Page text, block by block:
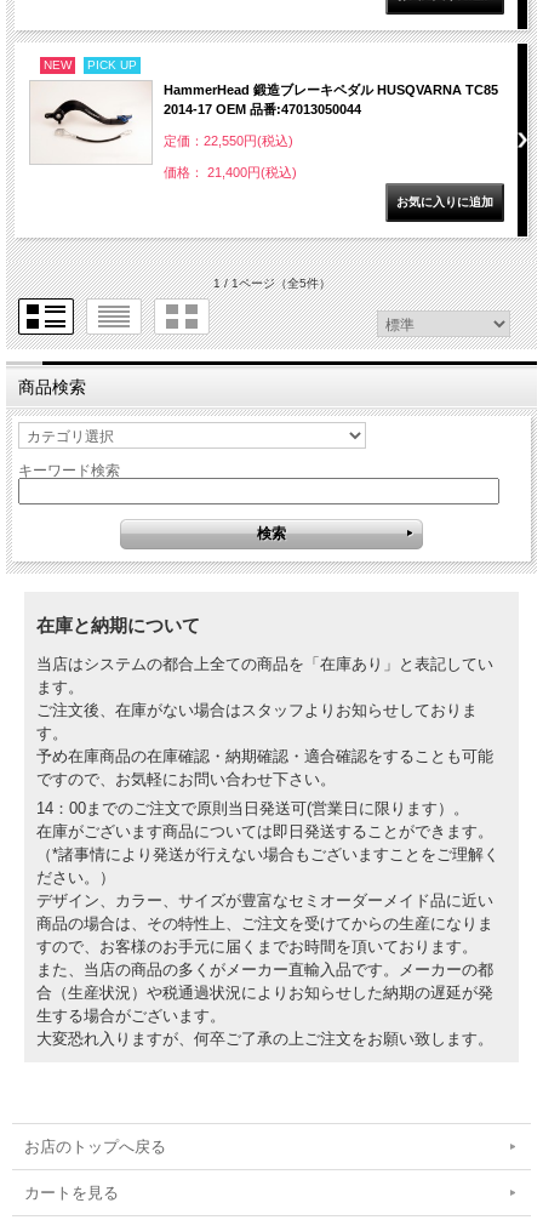
NEW PICK UP
HammerHead 鍛造ブレーキペダル HUSQVARNA TC85
2014-17 OEM 品番:47013050044
定価：22,550円(税込)
価格： 21,400円(税込)
1 / 1ページ（全5件）
商品検索
キーワード検索
在庫と納期について
当店はシステムの都合上全ての商品を「在庫あり」と表記してい
ます。
ご注文後、在庫がない場合はスタッフよりお知らせしておりま
す。
予め在庫商品の在庫確認・納期確認・適合確認をすることも可能
ですので、お気軽にお問い合わせ下さい。
14：00までのご注文で原則当日発送可(営業日に限ります）。
在庫がございます商品については即日発送することができます。
（*諸事情により発送が行えない場合もございますことをご理解く
ださい。）
デザイン、カラー、サイズが豊富なセミオーダーメイド品に近い
商品の場合は、その特性上、ご注文を受けてからの生産になりま
すので、お客様のお手元に届くまでお時間を頂いております。
また、当店の商品の多くがメーカー直輸入品です。メーカーの都
合（生産状況）や税通過状況によりお知らせした納期の遅延が発
生する場合がございます。
大変恐れ入りますが、何卒ご了承の上ご注文をお願い致します。
お店のトップへ戻る
カートを見る